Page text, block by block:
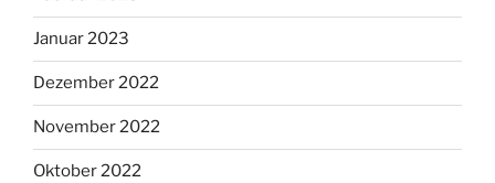
Januar 2023
Dezember 2022
November 2022
Oktober 2022